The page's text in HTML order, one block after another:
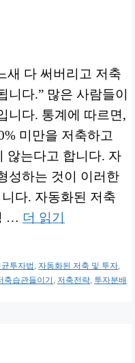
새 다 써버리고 저축
다.” 많은 사람들이
니다. 통계에 따르면,
미만을 저축하고
않는다고 합니다. 자
성하는 것이 이러한
다. 자동화된 저축
… 더 읽기
투자법,자동화된 저축 및 투자,
축습관들이기 , 저축전략, 투자분배